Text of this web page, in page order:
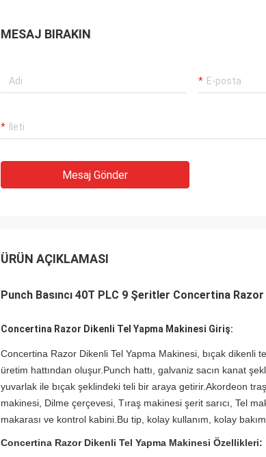
MESAJ BIRAKIN
Mesaj Gönder
ÜRÜN AÇIKLAMASI
Punch Basıncı 40T PLC 9 Şeritler Concertina
Concertina Razor Dikenli Tel Yapma Makinesi Giriş:
Concertina Razor Dikenli Tel Yapma Makinesi, bıçak dikenli
üretim hattından oluşur.Punch hattı, galvaniz sacın kanat
yuvarlak ile bıçak şeklindeki teli bir araya getirir.Akordeon
makinesi, Dilme çerçevesi, Tıraş makinesi şerit sarıcı, Tel
makarası ve kontrol kabini. Bu tip, kolay kullanım, kolay
Concertina Razor Dikenli Tel Yapma Makinesi Özellikleri: